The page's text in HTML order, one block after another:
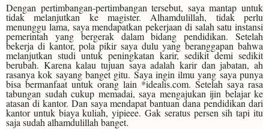
Dengan pertimbangan-pertimbangan tersebut, saya mantap untuk
tidak melanjutkan ke magister. Alhamdulillah, tidak perlu
menunggu lama, saya mendapatkan pekerjaan di salah satu instansi
pemerintah yang bergerak dalam bidang pendidikan. Setelah
bekerja di kantor, pola pikir saya dulu yang beranggapan bahwa
melanjutkan studi untuk peningkatan karir, sedikit demi sedikit
berubah. Karena kalau tujuan saya adalah karir dan jabatan, ah
rasanya kok sayang banget gitu. Saya ingin ilmu yang saya punya
bisa bermanfaat untuk orang lain *idealis.com. Setelah saya rasa
tabungan sudah cukup memadai, saya mengajukan ijin belajar ke
atasan di kantor. Dan saya mendapat bantuan dana pendidikan dari
kantor untuk biaya kuliah, yipieee. Gak seratus persen sih tapi itu
saja sudah alhamdulillah banget.